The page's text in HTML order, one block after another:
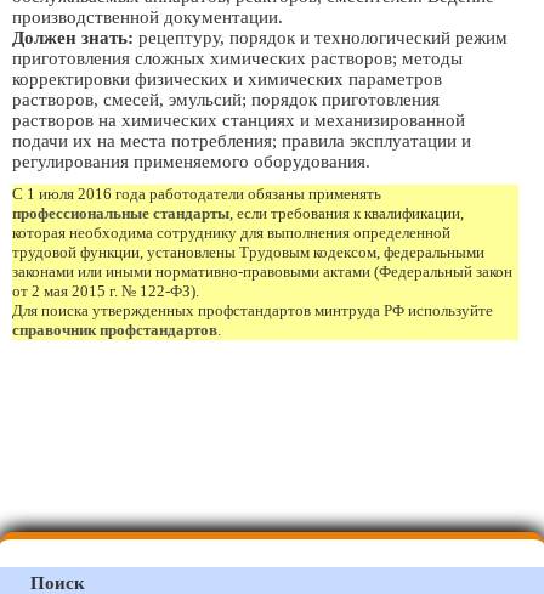
производственной документации.
Должен знать: рецептуру, порядок и технологический режим
приготовления сложных химических растворов; методы
корректировки физических и химических параметров
растворов, смесей, эмульсий; порядок приготовления
растворов на химических станциях и механизированной
подачи их на места потребления; правила эксплуатации и
регулирования применяемого оборудования.
С 1 июля 2016 года работодатели обязаны применять
профессиональные стандарты, если требования к квалификации,
которая необходима сотруднику для выполнения определенной
трудовой функции, установлены Трудовым кодексом, федеральными
законами или иными нормативно-правовыми актами (Федеральный закон
от 2 мая 2015 г. № 122-ФЗ).
Для поиска утвержденных профстандартов минтруда РФ используйте
справочник профстандартов.
Поиск